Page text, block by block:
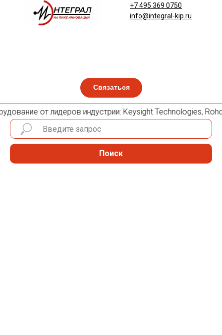
Связаться
+7 495 369 0750
info@integral-kip.ru
от лидеров индустрии: Keysight Technologies,
Поиск